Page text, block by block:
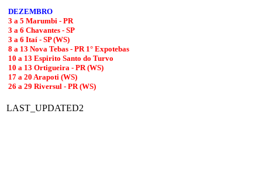
DEZEMBRO
3 a 5 Marumbi - PR
3 a 6 Chavantes - SP
3 a 6 Itaí - SP (WS)
8 a 13 Nova Tebas - PR 1° Expotebas
10 a 13 Espirito Santo do Turvo
10 a 13 Ortigueira - PR (WS)
17 a 20 Arapoti (WS)
26 a 29 Riversul - PR (WS)
LAST_UPDATED2